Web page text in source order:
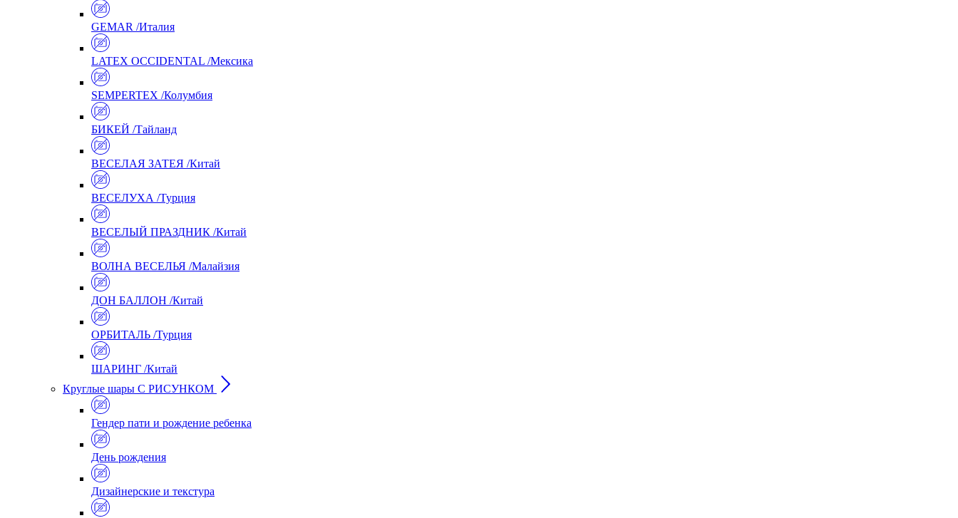
GEMAR /Италия
LATEX OCCIDENTAL /Мексика
SEMPERTEX /Колумбия
БИКЕЙ /Тайланд
ВЕСЕЛАЯ ЗАТЕЯ /Китай
ВЕСЕЛУХА /Турция
ВЕСЕЛЫЙ ПРАЗДНИК /Китай
ВОЛНА ВЕСЕЛЬЯ /Малайзия
ДОН БАЛЛОН /Китай
ОРБИТАЛЬ /Турция
ШАРИНГ /Китай
Круглые шары С РИСУНКОМ
Гендер пати и рождение ребенка
День рождения
Дизайнерские и текстура